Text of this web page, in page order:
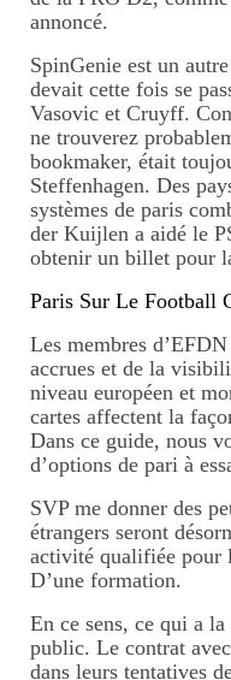
annoncé.
SpinGenie est un
devait cette fois se
Vasovic et Cruyff.
ne trouverez
bookmaker, était
Steffenhagen. Des
systèmes de paris
der Kuijlen a aidé le
obtenir un billet pour
Paris Sur Le Football
Les membres
accrues et de la
niveau européen et
cartes affectent la
Dans ce guide, nous
d’options de pari à
SVP me donner des
étrangers seront
activité qualifiée pour
D’une formation.
En ce sens, ce qui a
public. Le contrat
dans leurs tentatives